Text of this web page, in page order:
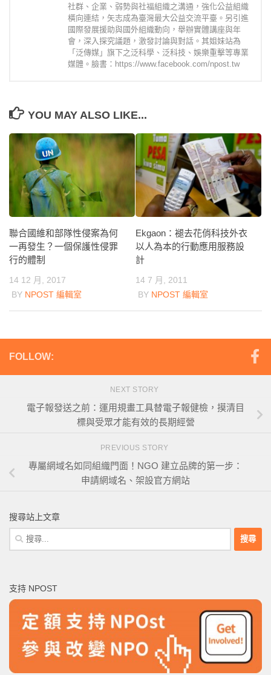
社群、企業、弱勢與社福組織之溝通，強化公益組織
橫向連結，矢志成為臺灣最大公益交流平臺。另引進
國際發展援助與國外組織動向，舉辦實體講座與年
會，深入探究議題，激發討論與對話。其姐妹站為
「泛傳媒」旗下之泛科學、泛科技、娛樂重擊等專業
媒體。臉書：https://www.facebook.com/npost.tw
YOU MAY ALSO LIKE...
聯合國維和部隊性侵案為何
一再發生？一個保護性侵罪
行的體制
14 12 月, 2017
BY NPOST 編輯室
Ekgaon：褪去花俏科技外衣
以人為本的行動應用服務設
計
14 7 月, 2011
BY NPOST 編輯室
FOLLOW:
NEXT STORY
電子報發送之前：運用規畫工具替電子報健檢，摸清目
標與受眾才能有效的長期經營
PREVIOUS STORY
專屬網域名如同組織門面！NGO 建立品牌的第一步：
申請網域名、架設官方網站
搜尋站上文章
搜
尋
字:
支持 NPOST